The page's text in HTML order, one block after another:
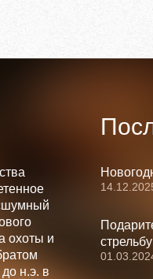
охоты и
н.э. в